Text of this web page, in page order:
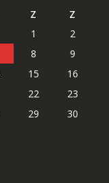
Z
Z
1
2
8
9
15
16
22
23
29
30